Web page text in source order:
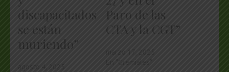
discapacitados
se están
muriendo”
Paro de las
CTA y la CGT”